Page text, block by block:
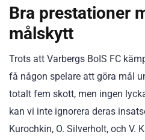
Bra prestationer
målskytt
Trots att Varbergs BoIS FC
få någon spelare att göra mål
totalt fem skott, men ingen
kan vi inte ignorera deras
Kurochkin, O. Silverholt, och V.